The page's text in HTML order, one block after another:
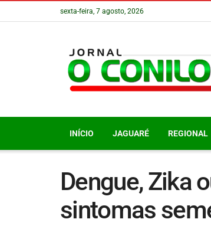
sexta-feira, 7 agosto, 2026
INÍCIO JAGUARÉ REGIONAL
Dengue, Zika
sintomas